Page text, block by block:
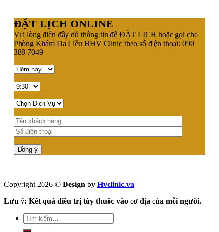
ĐẶT LỊCH ONLINE
Vui lòng điền đầy dủ thông tin để ĐẶT LỊCH hoặc gọi cho
Phòng Khám Da Liễu HHV Clinic theo số điện thoại: 090
388 7049
Copyright 2026 © Design by Hvclinic.vn
Lưu ý: Kết quả điều trị tùy thuộc vào cơ địa của mỗi người.